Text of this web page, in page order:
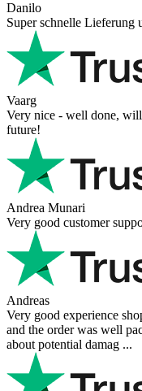
Danilo
Super schnelle Lieferung
Vaarg
Very nice - well done,
future!
Andrea Munari
Very good customer
Andreas
Very good experience
and the order was well
about potential damag ...